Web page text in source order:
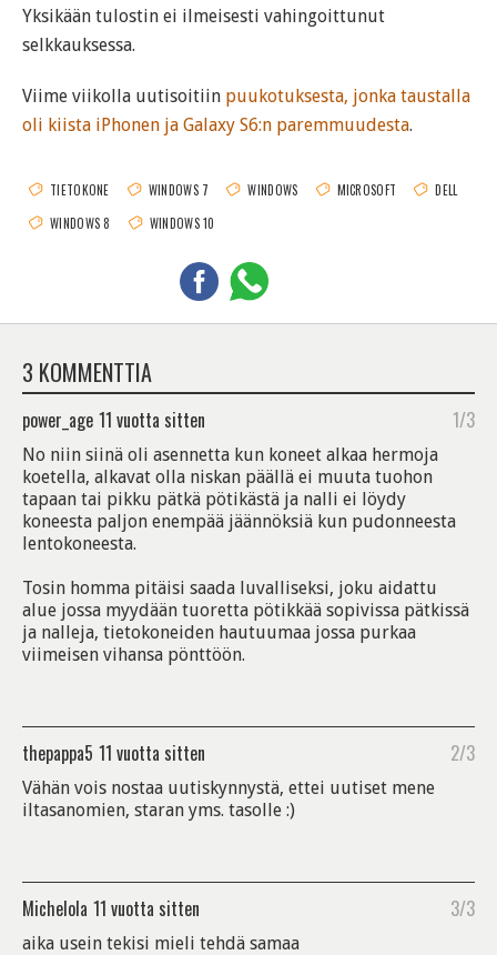
Yksikään tulostin ei ilmeisesti vahingoittunut
selkkauksessa.
Viime viikolla uutisoitiin puukotuksesta, jonka taustalla
oli kiista iPhonen ja Galaxy S6:n paremmuudesta.
TIETOKONE WINDOWS 7 WINDOWS MICROSOFT
DELL
WINDOWS 8
WINDOWS 10
3 KOMMENTTIA
power_age 11 vuotta sitten 1/3
No niin siinä oli asennetta kun koneet alkaa hermoja
koetella, alkavat olla niskan päällä ei muuta tuohon
tapaan tai pikku pätkä pötikästä ja nalli ei löydy
koneesta paljon enempää jäännöksiä kun pudonneesta
lentokoneesta.
Tosin homma pitäisi saada luvalliseksi, joku aidattu
alue jossa myydään tuoretta pötikkää sopivissa pätkissä
ja nalleja, tietokoneiden hautuumaa jossa purkaa
viimeisen vihansa pönttöön.
thepappa5 11 vuotta sitten 2/3
Vähän vois nostaa uutiskynnystä, ettei uutiset mene
iltasanomien, staran yms. tasolle :)
Michelola 11 vuotta sitten 3/3
aika usein tekisi mieli tehdä samaa